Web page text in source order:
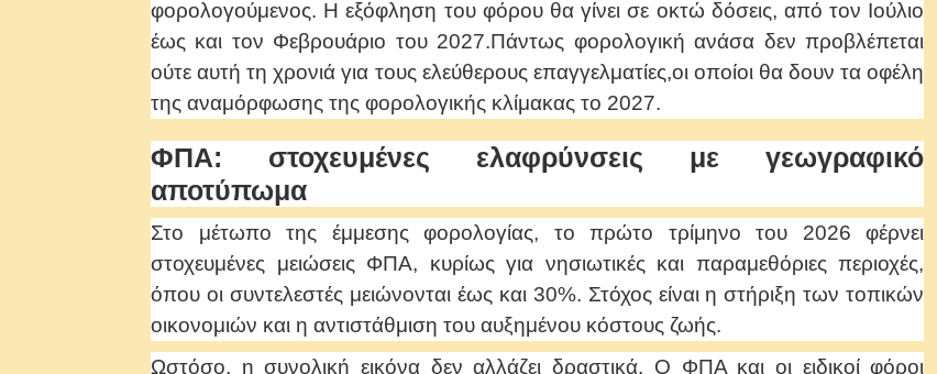
φορολογούμενος. Η εξόφληση του φόρου θα γίνει σε οκτώ δόσεις, από τον Ιούλιο
έως και τον Φεβρουάριο του 2027.Πάντως φορολογική ανάσα δεν προβλέπεται
ούτε αυτή τη χρονιά για τους ελεύθερους επαγγελματίες,οι οποίοι θα δουν τα οφέλη
της αναμόρφωσης της φορολογικής κλίμακας το 2027.
ΦΠΑ: στοχευμένες ελαφρύνσεις με γεωγραφικό
αποτύπωμα
Στο μέτωπο της έμμεσης φορολογίας, το πρώτο τρίμηνο του 2026 φέρνει
στοχευμένες μειώσεις ΦΠΑ, κυρίως για νησιωτικές και παραμεθόριες περιοχές,
όπου οι συντελεστές μειώνονται έως και 30%. Στόχος είναι η στήριξη των τοπικών
οικονομιών και η αντιστάθμιση του αυξημένου κόστους ζωής.
Ωστόσο, η συνολική εικόνα δεν αλλάζει δραστικά. Ο ΦΠΑ και οι ειδικοί φόροι